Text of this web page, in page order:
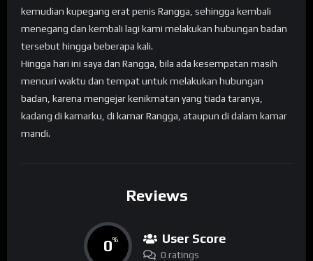
kemudian kupegang erat penis Rangga, sehingga kembali
menegang dan kembali lagi kami melakukan hubungan badan
tersebut hingga beberapa kali.
Hingga hari ini saya dan Rangga, bila ada kesempatan masih
mencuri waktu dan tempat untuk melakukan hubungan
badan, karena mengejar kenikmatan yang tiada taranya,
kadang di kamarku, di kamar Rangga, ataupun di dalam kamar
mandi.
Reviews
0% User Score
0 ratings